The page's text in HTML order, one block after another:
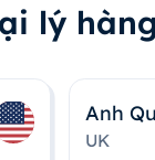
lý
Anh
UK